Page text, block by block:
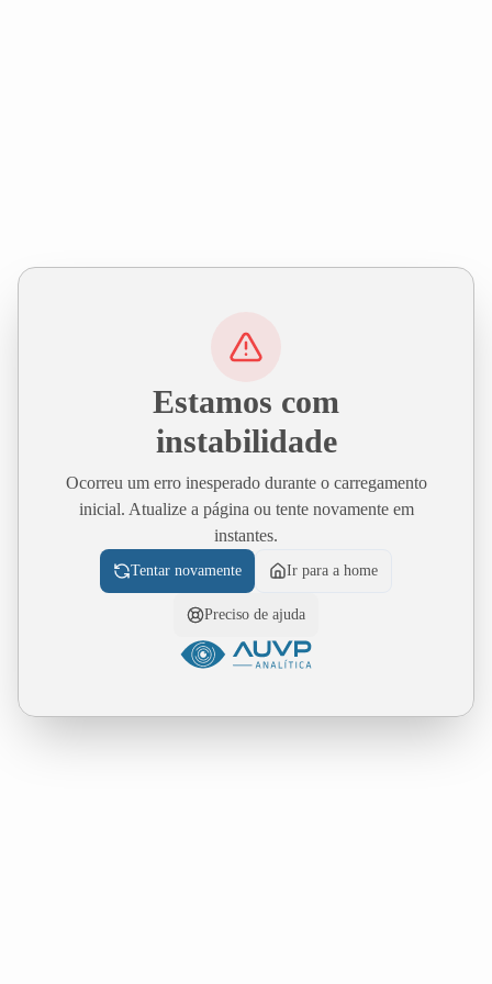
Estamos com
instabilidade
Ocorreu um erro inesperado durante o carregamento
inicial. Atualize a página ou tente novamente em
instantes.
Tentar novamente Ir para a home
Preciso de ajuda